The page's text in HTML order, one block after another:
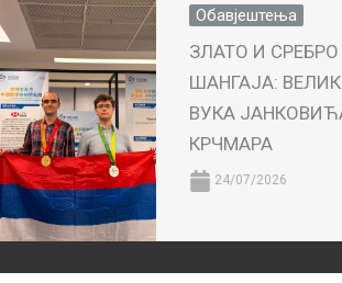
Обавјештења
ЗЛАТО И
ШАНГАЈА:
ВУКА
КРЧМАРА
24/07/2026